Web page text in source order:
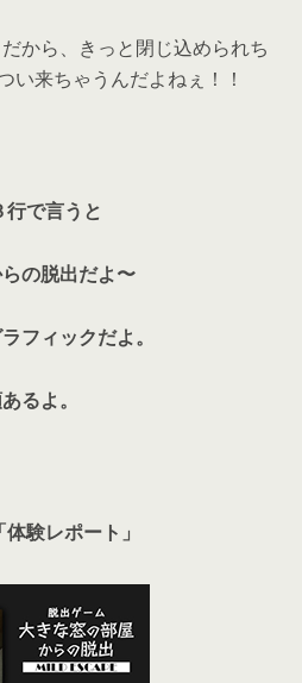
から、きっと閉じ込められち
い来ちゃうんだよねぇ！！
行で言うと
の脱出だよ〜
フィックだよ。
るよ。
験レポート」